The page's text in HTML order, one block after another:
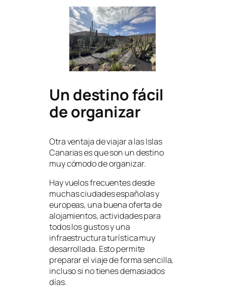
Un destino fácil
de organizar
Otra ventaja de viajar a las Islas
Canarias es que son un destino
muy cómodo de organizar.
Hay vuelos frecuentes desde
muchas ciudades españolas y
europeas, una buena oferta de
alojamientos, actividades para
todos los gustos y una
infraestructura turística muy
desarrollada. Esto permite
preparar el viaje de forma sencilla,
incluso si no tienes demasiados
días.